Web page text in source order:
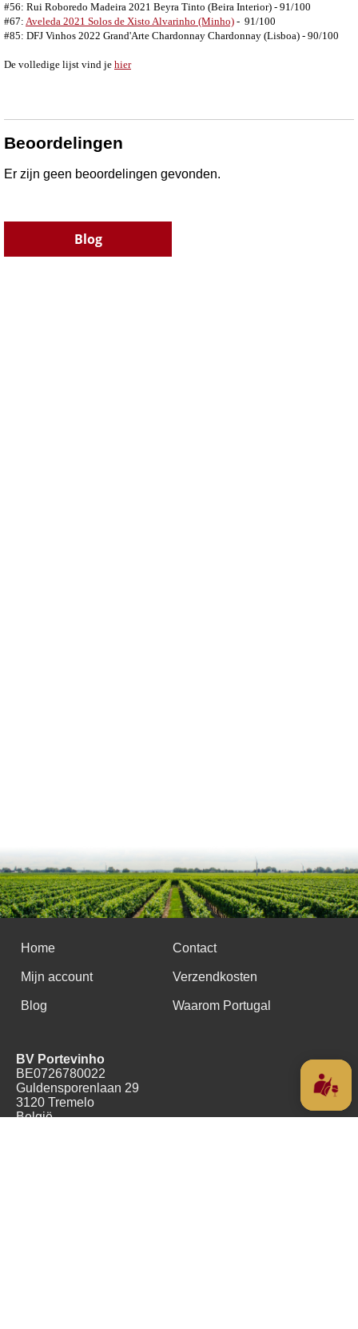
#56: Rui Roboredo Madeira 2021 Beyra Tinto (Beira Interior) - 91/100
#67: Aveleda 2021 Solos de Xisto Alvarinho (Minho) - 91/100
#85: DFJ Vinhos 2022 Grand'Arte Chardonnay Chardonnay (Lisboa) - 90/100
De volledige lijst vind je hier
Beoordelingen
Er zijn geen beoordelingen gevonden.
Blog
Home Contact
Mijn account Verzendkosten
Blog Waarom Portugal
BV Portevinho
BE0726780022
Guldensporenlaan 29
3120 Tremelo
België